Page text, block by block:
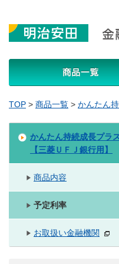
TOP > 商品一覧 > かんたん
かんたん持続成長プラ
【三菱ＵＦＪ銀行用】
商品内容
予定利率
お取扱い金融機関